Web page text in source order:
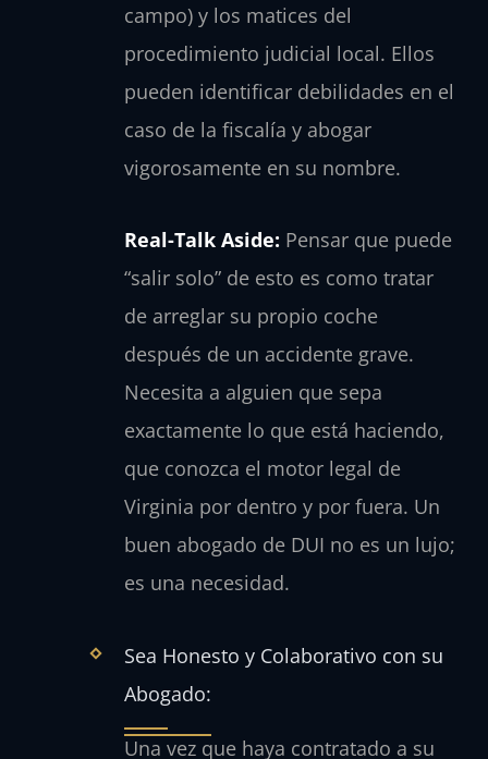
campo) y los matices del
procedimiento judicial local. Ellos
pueden identificar debilidades en el
caso de la fiscalía y abogar
vigorosamente en su nombre.
Real-Talk Aside: Pensar que puede
“salir solo” de esto es como tratar
de arreglar su propio coche
después de un accidente grave.
Necesita a alguien que sepa
exactamente lo que está haciendo,
que conozca el motor legal de
Virginia por dentro y por fuera. Un
buen abogado de DUI no es un lujo;
es una necesidad.
Sea Honesto y Colaborativo con su
Abogado:
Una vez que haya contratado a su